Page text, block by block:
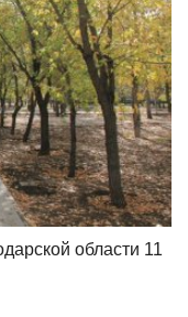
области 11